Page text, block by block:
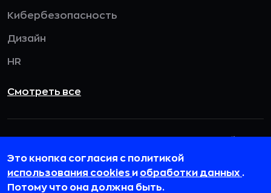
Кибербезопасность
Дизайн
HR
Смотреть все
округ Даниловский, пр-кт Андропова, д. 18, к. 3
team@rb.ru
Это кнопка согласия с политикой
использования cookies и обработки данных .
Потому что она должна быть.